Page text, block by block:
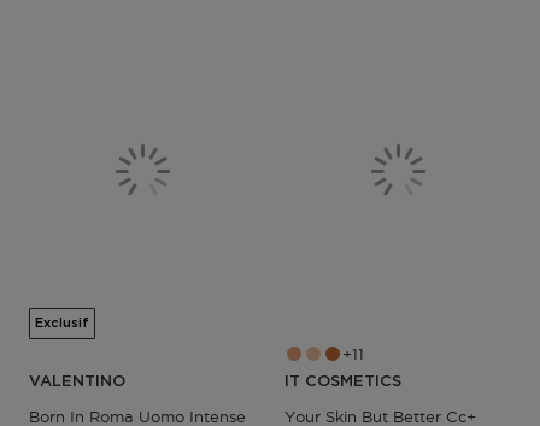
Exclusif
VALENTINO
Born In Roma Uomo Intense
11
IT COSMETICS
Your Skin But Better Cc+